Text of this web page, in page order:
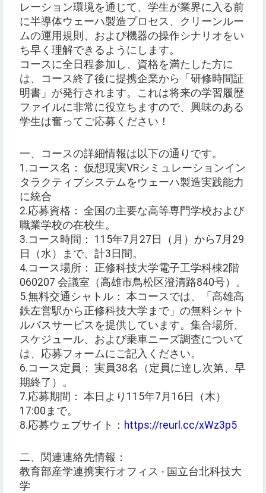
レーション環境を通じて、学生が業界に入る前
に半導体ウェーハ製造プロセス、クリーンルー
ムの運用規則、および機器の操作シナリオをい
ち早く理解できるようにします。
コースに全日程参加し、資格を満たした方に
は、コース終了後に提携企業から「研修時間証
明書」が発行されます。これは将来の学習履歴
ファイルに非常に役立ちますので、興味のある
学生は奮ってご応募ください！
一、コースの詳細情報は以下の通りです。
1.コース名： 仮想現実VRシミュレーションイン
タラクティブシステムをウェーハ製造実践能力
に統合
2.応募資格： 全国の主要な高等専門学校および
職業学校の在校生。
3.コース時間： 115年7月27日（月）から7月29
日（水）まで、計3日間。
4.コース場所： 正修科技大学電子工学科棟2階
060207 会議室（高雄市鳥松区澄清路840号）。
5.無料交通シャトル： 本コースでは、「高雄高
鉄左営駅から正修科技大学まで」の無料シャト
ルバスサービスを提供しています。集合場所、
スケジュール、および乗車ニーズ調査について
は、応募フォームにご記入ください。
6.コース定員： 実員38名（定員に達し次第、早
期終了）。
7.応募期間： 本日より115年7月16日（木）
17:00まで。
8.応募ウェブサイト： https://reurl.cc/xWz3p5
二、関連連絡先情報：
教育部産学連携実行オフィス - 国立台北科技大
学